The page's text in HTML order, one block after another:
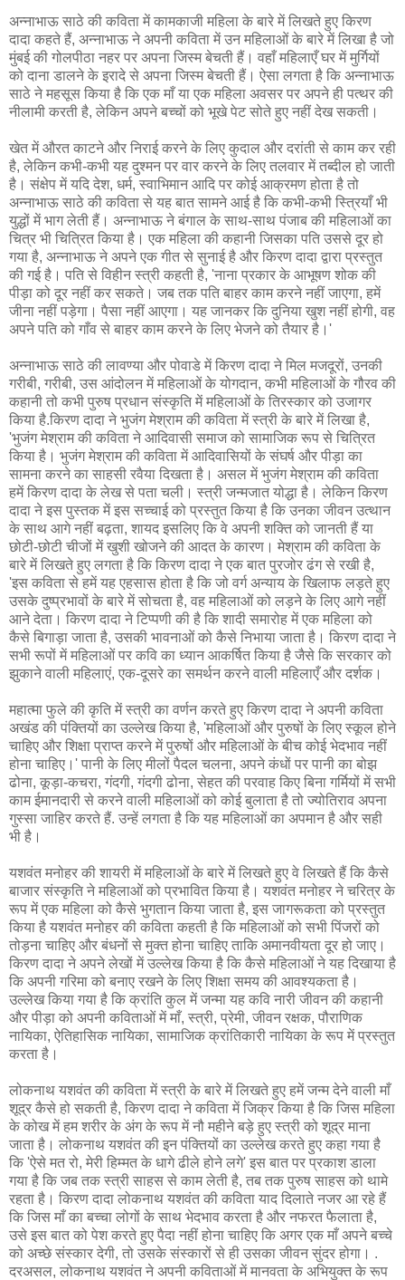
अन्नाभाऊ साठे की कविता में कामकाजी महिला के बारे में लिखते हुए किरण
दादा कहते हैं, अन्नाभाऊ ने अपनी कविता में उन महिलाओं के बारे में लिखा है जो
मुंबई की गोलपीठा नहर पर अपना जिस्म बेचती हैं। वहाँ महिलाएँ घर में मुर्गियों
को दाना डालने के इरादे से अपना जिस्म बेचती हैं। ऐसा लगता है कि अन्नाभाऊ
साठे ने महसूस किया है कि एक माँ या एक महिला अवसर पर अपने ही पत्थर की
नीलामी करती है, लेकिन अपने बच्चों को भूखे पेट सोते हुए नहीं देख सकती।
खेत में औरत काटने और निराई करने के लिए कुदाल और दरांती से काम कर रही
है, लेकिन कभी-कभी यह दुश्मन पर वार करने के लिए तलवार में तब्दील हो जाती
है। संक्षेप में यदि देश, धर्म, स्वाभिमान आदि पर कोई आक्रमण होता है तो
अन्नाभाऊ साठे की कविता से यह बात सामने आई है कि कभी-कभी स्त्रियाँ भी
युद्धों में भाग लेती हैं। अन्नाभाऊ ने बंगाल के साथ-साथ पंजाब की महिलाओं का
चित्र भी चित्रित किया है। एक महिला की कहानी जिसका पति उससे दूर हो
गया है, अन्नाभाऊ ने अपने एक गीत से सुनाई है और किरण दादा द्वारा प्रस्तुत
की गई है। पति से विहीन स्त्री कहती है, 'नाना प्रकार के आभूषण शोक की
पीड़ा को दूर नहीं कर सकते। जब तक पति बाहर काम करने नहीं जाएगा, हमें
जीना नहीं पड़ेगा। पैसा नहीं आएगा। यह जानकर कि दुनिया खुश नहीं होगी, वह
अपने पति को गाँव से बाहर काम करने के लिए भेजने को तैयार है।'
अन्नाभाऊ साठे की लावण्या और पोवाडे में किरण दादा ने मिल मजदूरों, उनकी
गरीबी, गरीबी, उस आंदोलन में महिलाओं के योगदान, कभी महिलाओं के गौरव की
कहानी तो कभी पुरुष प्रधान संस्कृति में महिलाओं के तिरस्कार को उजागर
किया है.किरण दादा ने भुजंग मेश्राम की कविता में स्त्री के बारे में लिखा है,
'भुजंग मेश्राम की कविता ने आदिवासी समाज को सामाजिक रूप से चित्रित
किया है। भुजंग मेश्राम की कविता में आदिवासियों के संघर्ष और पीड़ा का
सामना करने का साहसी रवैया दिखता है। असल में भुजंग मेश्राम की कविता
हमें किरण दादा के लेख से पता चली। स्त्री जन्मजात योद्धा है। लेकिन किरण
दादा ने इस पुस्तक में इस सच्चाई को प्रस्तुत किया है कि उनका जीवन उत्थान
के साथ आगे नहीं बढ़ता, शायद इसलिए कि वे अपनी शक्ति को जानती हैं या
छोटी-छोटी चीजों में खुशी खोजने की आदत के कारण। मेश्राम की कविता के
बारे में लिखते हुए लगता है कि किरण दादा ने एक बात पुरजोर ढंग से रखी है,
'इस कविता से हमें यह एहसास होता है कि जो वर्ग अन्याय के खिलाफ लड़ते हुए
उसके दुष्प्रभावों के बारे में सोचता है, वह महिलाओं को लड़ने के लिए आगे नहीं
आने देता। किरण दादा ने टिप्पणी की है कि शादी समारोह में एक महिला को
कैसे बिगाड़ा जाता है, उसकी भावनाओं को कैसे निभाया जाता है। किरण दादा ने
सभी रूपों में महिलाओं पर कवि का ध्यान आकर्षित किया है जैसे कि सरकार को
झुकाने वाली महिलाएं, एक-दूसरे का समर्थन करने वाली महिलाएँ और दर्शक।
महात्मा फुले की कृति में स्त्री का वर्णन करते हुए किरण दादा ने अपनी कविता
अखंड की पंक्तियों का उल्लेख किया है, 'महिलाओं और पुरुषों के लिए स्कूल होने
चाहिए और शिक्षा प्राप्त करने में पुरुषों और महिलाओं के बीच कोई भेदभाव नहीं
होना चाहिए।' पानी के लिए मीलों पैदल चलना, अपने कंधों पर पानी का बोझ
ढोना, कूड़ा-कचरा, गंदगी, गंदगी ढोना, सेहत की परवाह किए बिना गर्मियों में सभी
काम ईमानदारी से करने वाली महिलाओं को कोई बुलाता है तो ज्योतिराव अपना
गुस्सा जाहिर करते हैं. उन्हें लगता है कि यह महिलाओं का अपमान है और सही
भी है।
यशवंत मनोहर की शायरी में महिलाओं के बारे में लिखते हुए वे लिखते हैं कि कैसे
बाजार संस्कृति ने महिलाओं को प्रभावित किया है। यशवंत मनोहर ने चरित्र के
रूप में एक महिला को कैसे भुगतान किया जाता है, इस जागरूकता को प्रस्तुत
किया है यशवंत मनोहर की कविता कहती है कि महिलाओं को सभी पिंजरों को
तोड़ना चाहिए और बंधनों से मुक्त होना चाहिए ताकि अमानवीयता दूर हो जाए।
किरण दादा ने अपने लेखों में उल्लेख किया है कि कैसे महिलाओं ने यह दिखाया है
कि अपनी गरिमा को बनाए रखने के लिए शिक्षा समय की आवश्यकता है।
उल्लेख किया गया है कि क्रांति कुल में जन्मा यह कवि नारी जीवन की कहानी
और पीड़ा को अपनी कविताओं में माँ, स्त्री, प्रेमी, जीवन रक्षक, पौराणिक
नायिका, ऐतिहासिक नायिका, सामाजिक क्रांतिकारी नायिका के रूप में प्रस्तुत
करता है।
लोकनाथ यशवंत की कविता में स्त्री के बारे में लिखते हुए हमें जन्म देने वाली माँ
शूद्र कैसे हो सकती है, किरण दादा ने कविता में जिक्र किया है कि जिस महिला
के कोख में हम शरीर के अंग के रूप में नौ महीने बड़े हुए स्त्री को शूद्र माना
जाता है। लोकनाथ यशवंत की इन पंक्तियों का उल्लेख करते हुए कहा गया है
कि 'ऐसे मत रो, मेरी हिम्मत के धागे ढीले होने लगे' इस बात पर प्रकाश डाला
गया है कि जब तक स्त्री साहस से काम लेती है, तब तक पुरुष साहस को थामे
रहता है। किरण दादा लोकनाथ यशवंत की कविता याद दिलाते नजर आ रहे हैं
कि जिस माँ का बच्चा लोगों के साथ भेदभाव करता है और नफरत फैलाता है,
उसे इस बात को पेश करते हुए पैदा नहीं होना चाहिए कि अगर एक माँ अपने बच्चे
को अच्छे संस्कार देगी, तो उसके संस्कारों से ही उसका जीवन सुंदर होगा। .
दरअसल, लोकनाथ यशवंत ने अपनी कविताओं में मानवता के अभियुक्त के रूप